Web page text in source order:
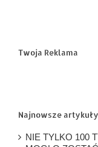
Twoja Reklama
Najnowsze artykuły
NIE TYLKO 100